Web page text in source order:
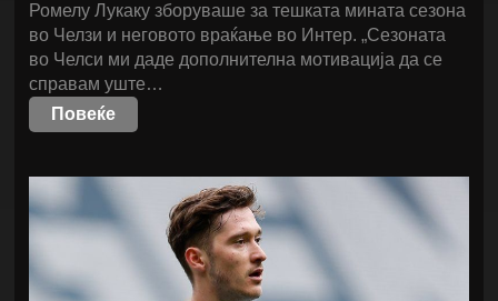
Ромелу Лукаку зборуваше за тешката мината сезона
во Челзи и неговото враќање во Интер. „Сезоната
во Челси ми даде дополнителна мотивација да се
справам уште…
Повеќе